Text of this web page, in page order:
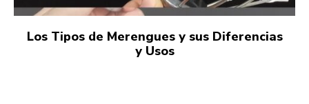
Los Tipos de Merengues y sus Diferencias
y Usos